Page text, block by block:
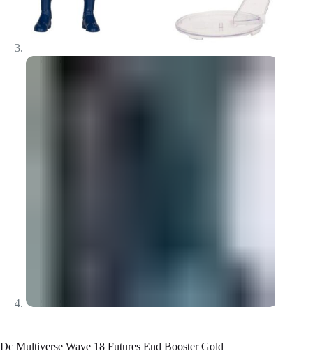
Dc Multiverse Wave 18 Futures End Booster Gold